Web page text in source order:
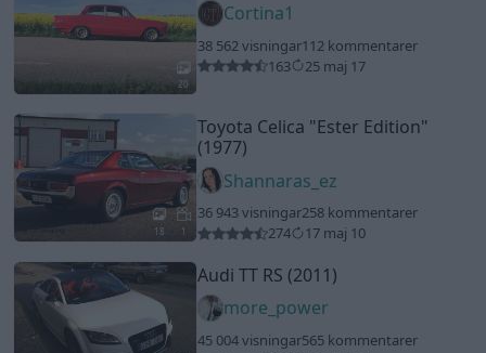
20
Cortina1
38 562 visningar112 kommentarer
163
25 maj 17
18 1
Toyota Celica "Ester Edition"
(1977)
Shannaras_ez
36 943 visningar258 kommentarer
274
17 maj 10
Audi TT RS (2011)
more_power
45 004 visningar565 kommentarer